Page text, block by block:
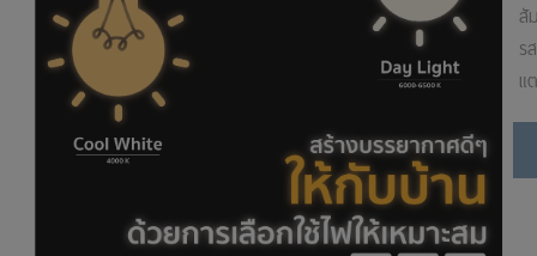
สัมผัสชีวิตที่เหนือระดับ ด้วยความเรียบหรูและสง่างาม แบบมี
รสนิยม ที่ลัดดารมย์ ติวานนท์ เพื่อการพักผ่อน และใช้ชีวิตแบบ
แตกต่าง
อ่านต่อ
สั
รส
แ